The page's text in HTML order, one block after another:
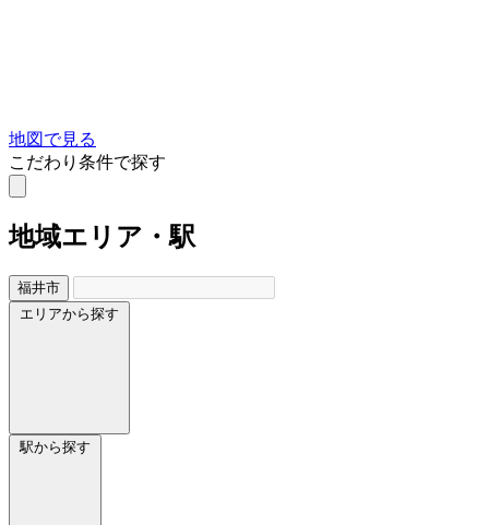
地図で見る
こだわり条件で探す
地域エリア・駅
福井市
エリアから探す
駅から探す